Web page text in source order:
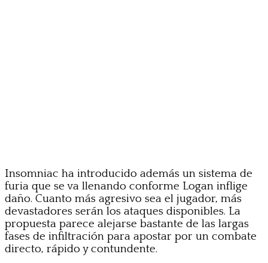
Insomniac ha introducido además un sistema de
furia que se va llenando conforme Logan inflige
daño. Cuanto más agresivo sea el jugador, más
devastadores serán los ataques disponibles. La
propuesta parece alejarse bastante de las largas
fases de infiltración para apostar por un combate
directo, rápido y contundente.